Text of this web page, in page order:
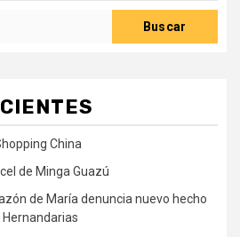
Buscar
China
de Minga Guazú
de María denuncia nuevo hecho